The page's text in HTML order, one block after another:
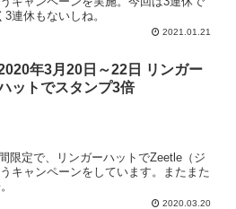
連休もないしね。
2021.01.21
年3月20日～22日 リンガー
ットでスタンプ3倍
限定で、リンガーハットでZeetle（ジ
キャンペーンをしています。またまた
2020.03.20